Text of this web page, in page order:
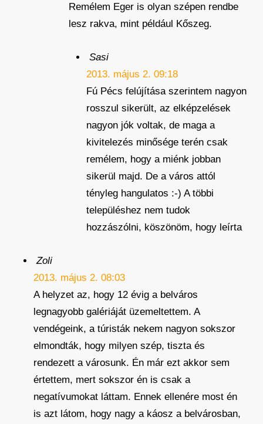
Remélem Eger is olyan szépen rendbe
lesz rakva, mint például Kőszeg.
Sasi
2013. május 2. 09:18
Fú Pécs felújítása szerintem nagyon
rosszul sikerült, az elképzelések
nagyon jók voltak, de maga a
kivitelezés minősége terén csak
remélem, hogy a miénk jobban
sikerül majd. De a város attól
tényleg hangulatos :-) A többi
településhez nem tudok
hozzászólni, köszönöm, hogy leírta
Zoli
2013. május 2. 08:03
A helyzet az, hogy 12 évig a belváros
legnagyobb galériáját üzemeltettem. A
vendégeink, a túristák nekem nagyon sokszor
elmondták, hogy milyen szép, tiszta és
rendezett a városunk. Én már ezt akkor sem
értettem, mert sokszor én is csak a
negatívumokat láttam. Ennek ellenére most én
is azt látom, hogy nagy a káosz a belvárosban,